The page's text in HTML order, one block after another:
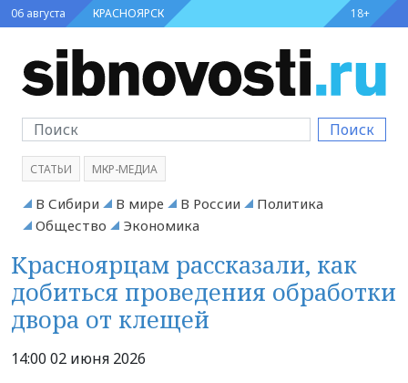
06 августа КРАСНОЯРСК 18+
Поиск
СТАТЬИ МКР-МЕДИА
В Сибири В мире В России
Политика
Общество
Экономика
Красноярцам рассказали, как
добиться проведения обработки
двора от клещей
14:00 02 июня 2026